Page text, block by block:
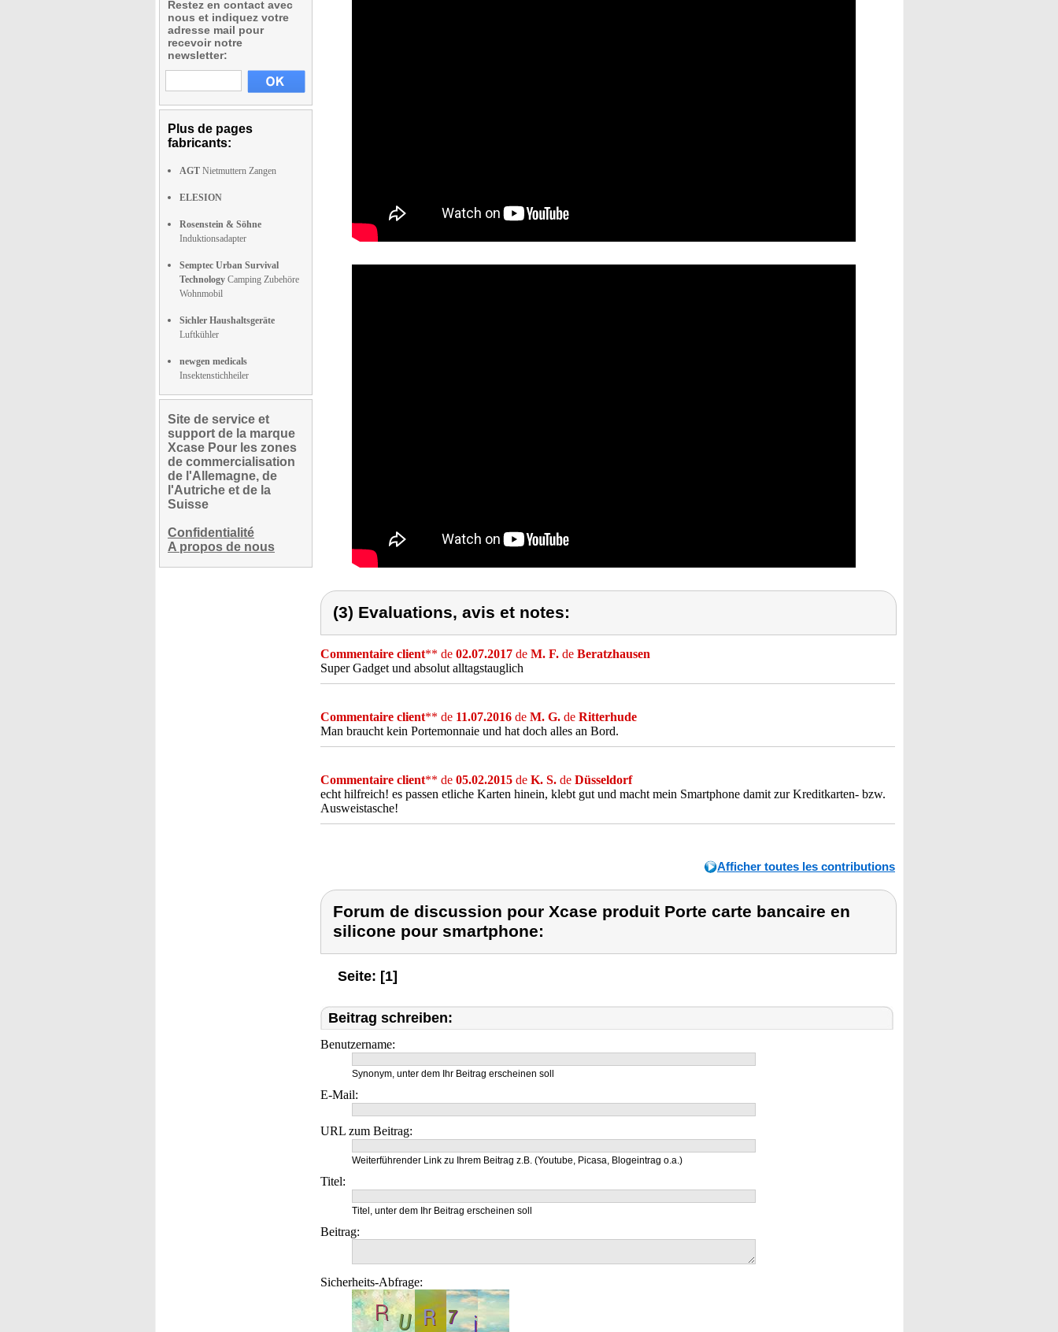
Restez en contact avec
nous et indiquez votre
adresse mail pour
recevoir notre
newsletter:
Plus de pages
fabricants:
AGT Nietmuttern Zangen
ELESION
Rosenstein & Söhne
Induktionsadapter
Semptec Urban Survival
Technology Camping Zubehöre
Wohnmobil
Sichler Haushaltsgeräte
Luftkühler
newgen medicals
Insektenstichheiler
Site de service et
support de la marque
Xcase Pour les zones
de commercialisation
de l'Allemagne, de
l'Autriche et de la
Suisse
Confidentialité
A propos de nous
(3) Evaluations, avis et notes:
Commentaire client** de 02.07.2017 de M. F. de Beratzhausen
Super Gadget und absolut alltagstauglich
Commentaire client** de 11.07.2016 de M. G. de Ritterhude
Man braucht kein Portemonnaie und hat doch alles an Bord.
Commentaire client** de 05.02.2015 de K. S. de Düsseldorf
echt hilfreich! es passen etliche Karten hinein, klebt gut und macht mein Smartphone damit zur Kreditkarten- bzw.
Ausweistasche!
Afficher toutes les contributions
Forum de discussion pour Xcase produit Porte carte bancaire en
silicone pour smartphone:
Seite: [1]
Beitrag schreiben:
Benutzername:
Synonym, unter dem Ihr Beitrag erscheinen soll
E-Mail:
URL zum Beitrag:
Weiterführender Link zu Ihrem Beitrag z.B. (Youtube, Picasa, Blogeintrag o.a.)
Titel:
Titel, unter dem Ihr Beitrag erscheinen soll
Beitrag:
Sicherheits-Abfrage: